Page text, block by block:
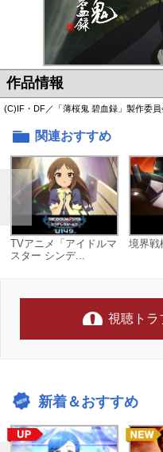
作品情報
(C)IF・DF／「薄桜鬼 碧血録」製作委員
関連おすすめ
TVアニメ「アイドルマ
スター シンデ...
境界戦
視聴トラ
新着＆おすすめ